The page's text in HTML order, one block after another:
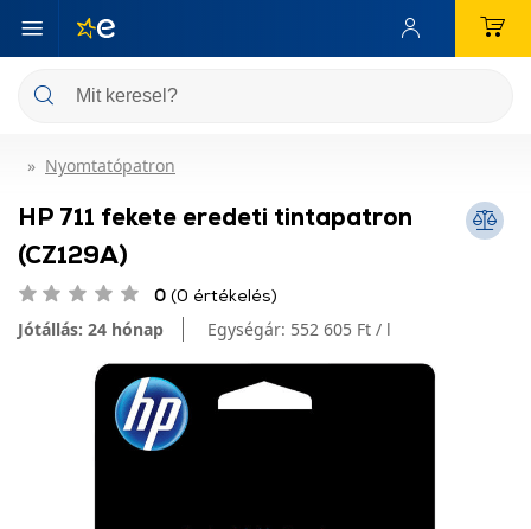
Nyomtatópatron
HP 711 fekete eredeti tintapatron
(CZ129A)
0 (0 értékelés)
Jótállás: 24 hónap Egységár: 552 605 Ft / l